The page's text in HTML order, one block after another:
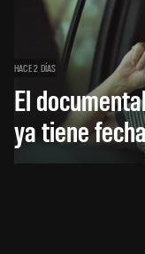
HACE 2 DÍAS
El
ya tiene